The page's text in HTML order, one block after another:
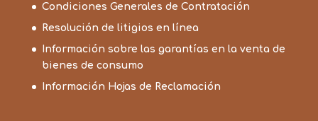
Condiciones Generales de Contratación
Resolución de litigios en línea
Información sobre las garantías en la venta de
bienes de consumo
Información Hojas de Reclamación